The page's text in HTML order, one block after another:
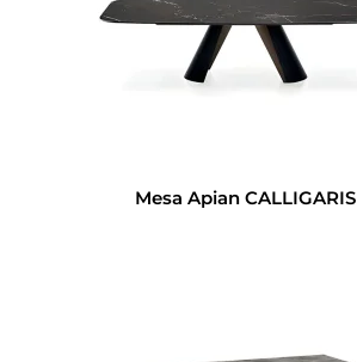
Mesa Apian CALLIGARIS